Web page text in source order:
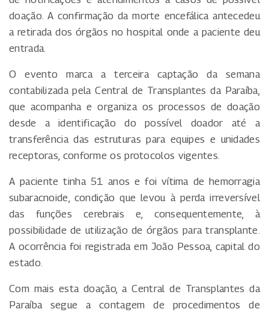
doação. A confirmação da morte encefálica antecedeu
a retirada dos órgãos no hospital onde a paciente deu
entrada.
O evento marca a terceira captação da semana
contabilizada pela Central de Transplantes da Paraíba,
que acompanha e organiza os processos de doação
desde a identificação do possível doador até a
transferência das estruturas para equipes e unidades
receptoras, conforme os protocolos vigentes.
A paciente tinha 51 anos e foi vítima de hemorragia
subaracnoide, condição que levou à perda irreversível
das funções cerebrais e, consequentemente, à
possibilidade de utilização de órgãos para transplante.
A ocorrência foi registrada em João Pessoa, capital do
estado.
Com mais esta doação, a Central de Transplantes da
Paraíba segue a contagem de procedimentos de